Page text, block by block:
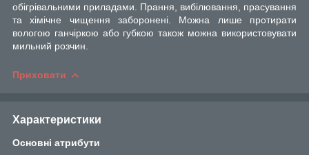
обігрівальними приладами. Прання, вибілювання, прасування
та хімічне чищення заборонені. Можна лише протирати
вологою ганчіркою або губкою також можна використовувати
мильний розчин.
Приховати
Характеристики
Основні атрибути